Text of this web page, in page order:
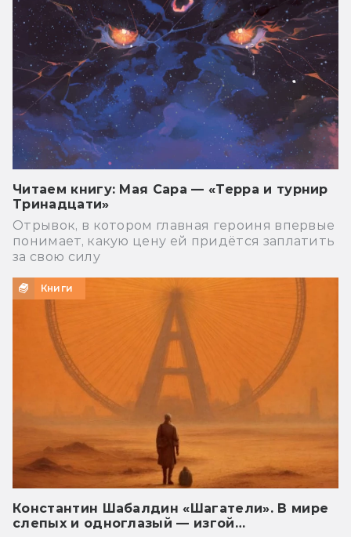
Читаем книгу: Мая Сара — «Терра и турнир
Тринадцати»
Отрывок, в котором главная героиня впервые
понимает, какую цену ей придётся заплатить
за свою силу
Книги
Константин Шабалдин «Шагатели». В мире
слепых и одноглазый — изгой…